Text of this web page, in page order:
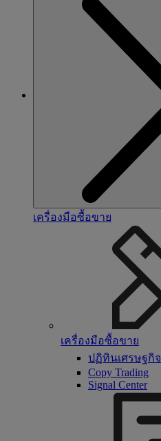
เครื่องมือซื้อขาย
เครื่องมือซื้อขาย
ปฏิทินเศรษฐกิจ
Copy Trading
Signal Center